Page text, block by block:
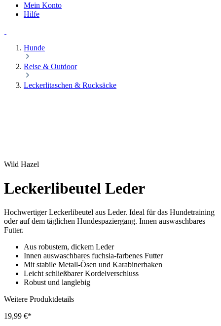
Mein Konto
Hilfe
Hunde
Reise & Outdoor
Leckerlitaschen & Rucksäcke
Wild Hazel
Leckerlibeutel Leder
Hochwertiger Leckerlibeutel aus Leder. Ideal für das Hundetraining
oder auf dem täglichen Hundespaziergang. Innen auswaschbares
Futter.
Aus robustem, dickem Leder
Innen auswaschbares fuchsia-farbenes Futter
Mit stabile Metall-Ösen und Karabinerhaken
Leicht schließbarer Kordelverschluss
Robust und langlebig
Weitere Produktdetails
19,99 €*